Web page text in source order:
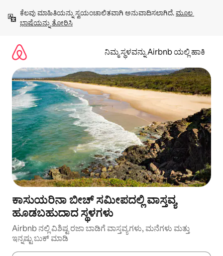
ಹೋಗಿ
ಕೆಲವು ಮಾಹಿತಿಯನ್ನು ಸ್ವಯಂಚಾಲಿತವಾಗಿ ಅನುವಾದಿಸಲಾಗಿದೆ. ಮೂಲ
ಭಾಷೆಯನ್ನು ತೋರಿಸಿ
ನಿಮ್ಮ ಸ್ಥಳವನ್ನು Airbnb ಯಲ್ಲಿ ಹಾಕಿ
ಕಾಸುಯರಿನಾ ಬೀಚ್ ಸಮೀಪದಲ್ಲಿ ವಾಸ್ತವ್ಯ
ಹೂಡಬಹುದಾದ ಸ್ಥಳಗಳು
Airbnb ನಲ್ಲಿ ವಿಶಿಷ್ಟ ರಜಾ ಬಾಡಿಗೆ ವಾಸ್ತವ್ಯಗಳು, ಮನೆಗಳು ಮತ್ತು
ಇನ್ನಷ್ಟು ಬುಕ್ ಮಾಡಿ